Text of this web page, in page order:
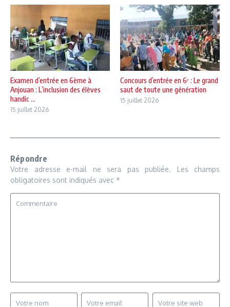
Examen d’entrée en 6ème à
Anjouan : L’inclusion des élèves
handic ...
15 juillet 2026
Concours d’entrée en 6ᵉ : Le grand
saut de toute une génération
15 juillet 2026
Répondre
Votre adresse e-mail ne sera pas publiée.
Les champs
obligatoires sont indiqués avec *